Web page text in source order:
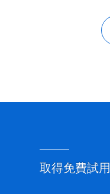
取得免費試用